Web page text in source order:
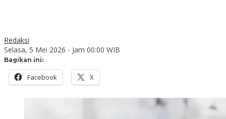
Redaksi
Selasa, 5 Mei 2026 - Jam 00:00 WIB
Bagikan ini:
Facebook X